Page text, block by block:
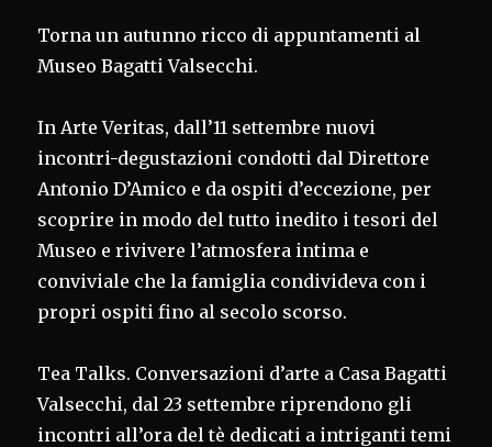
Torna un autunno ricco di appuntamenti al
Museo Bagatti Valsecchi.
In Arte Veritas, dall’11 settembre nuovi
incontri-degustazioni condotti dal Direttore
Antonio D’Amico e da ospiti d’eccezione, per
scoprire in modo del tutto inedito i tesori del
Museo e rivivere l’atmosfera intima e
conviviale che la famiglia condivideva con i
propri ospiti fino al secolo scorso.
Tea Talks. Conversazioni d’arte a Casa Bagatti
Valsecchi, dal 23 settembre riprendono gli
incontri all’ora del tè dedicati a intriganti temi